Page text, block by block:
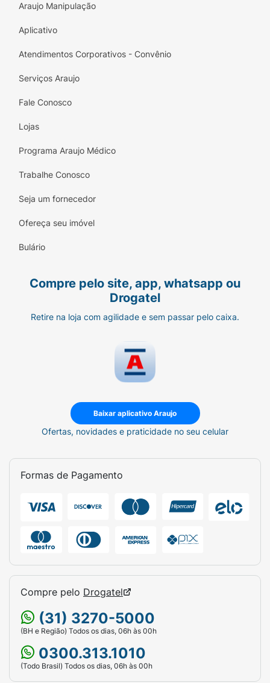
Araujo Manipulação
Aplicativo
Atendimentos Corporativos - Convênio
Serviços Araujo
Fale Conosco
Lojas
Programa Araujo Médico
Trabalhe Conosco
Seja um fornecedor
Ofereça seu imóvel
Bulário
Compre pelo site, app, whatsapp ou
Drogatel
Retire na loja com agilidade e sem passar pelo caixa.
Baixar aplicativo Araujo
Ofertas, novidades e praticidade no seu celular
Formas de Pagamento
Compre pelo Drogatel
(31) 3270-5000
(BH e Região) Todos os dias, 06h às 00h
0300.313.1010
(Todo Brasil) Todos os dias, 06h às 00h